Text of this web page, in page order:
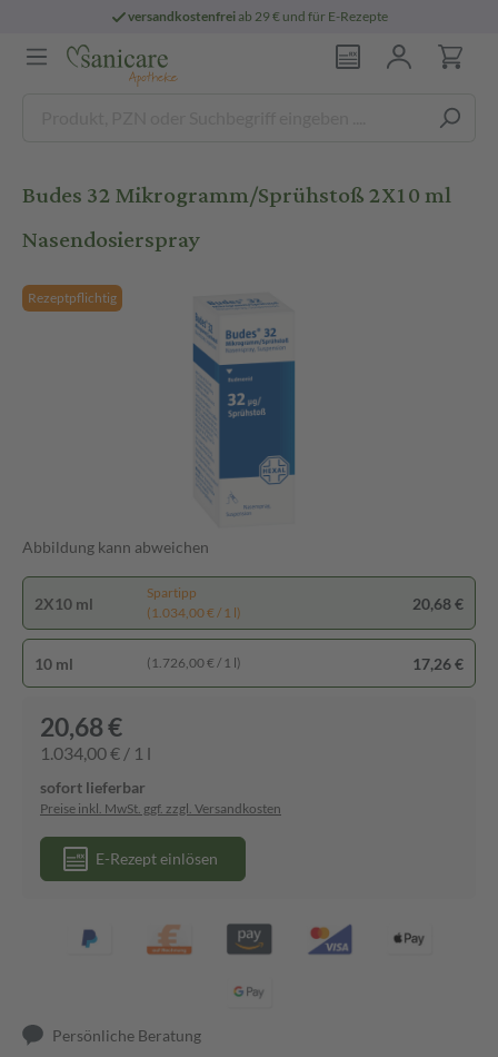
versandkostenfreiab 29 € und für E-Rezepte
Budes 32 Mikrogramm/Sprühstoß 2X10 ml
Nasendosierspray
Rezeptpflichtig
Abbildung kann abweichen
2X10 ml
Spartipp
(1.034,00 € / 1 l)
20,68 €
10 ml (1.726,00 € / 1 l) 17,26 €
20,68 €
1.034,00 € / 1 l
sofort lieferbar
Preise inkl. MwSt. ggf. zzgl. Versandkosten
E-Rezept einlösen
Persönliche Beratung